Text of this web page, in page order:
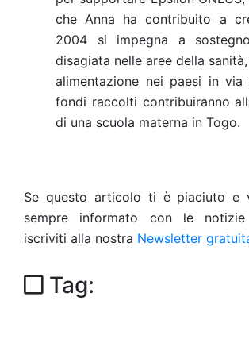
che Anna ha contribuito a
2004 si impegna a sostegno
disagiata nelle aree della
alimentazione nei paesi in
fondi raccolti contribuiranno
di una scuola materna in Togo.
Se questo articolo ti è piaciuto e
sempre informato con le
iscriviti alla nostra Newsletter
Tag: